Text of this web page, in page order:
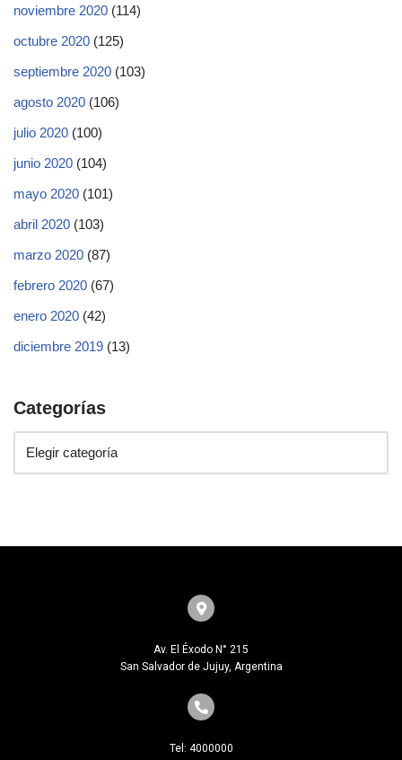
noviembre 2020 (114)
octubre 2020 (125)
septiembre 2020 (103)
agosto 2020 (106)
julio 2020 (100)
junio 2020 (104)
mayo 2020 (101)
abril 2020 (103)
marzo 2020 (87)
febrero 2020 (67)
enero 2020 (42)
diciembre 2019 (13)
Categorías
Av. El Éxodo N° 215
San Salvador de Jujuy, Argentina
Tel: 4000000